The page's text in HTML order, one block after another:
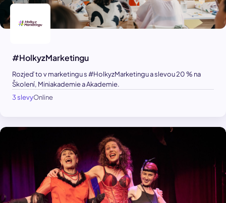
#HolkyzMarketingu
Rozjeď to v marketingu s #HolkyzMarketingu a slevou 20 % na
Školení, Miniakademie a Akademie.
3 slevyOnline